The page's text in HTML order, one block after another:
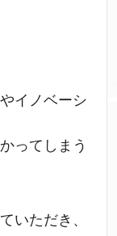
イノベーシ
ってしまう
いただき、